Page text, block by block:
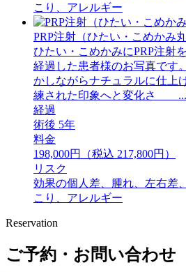
こり、アレルギー
PRP注射（ひたい・こめかみ
ひたい・こめかみにPRP注射
経過した患者様のお写真です
かしながらナチュラルに仕上
練された印象へと変化さ ...
経過
術後 5年
料金
198,000円（税込 217,800円）
リスク
効果の個人差、腫れ、左右差
こり、アレルギー
Reservation
ご予約・お問い合わせ